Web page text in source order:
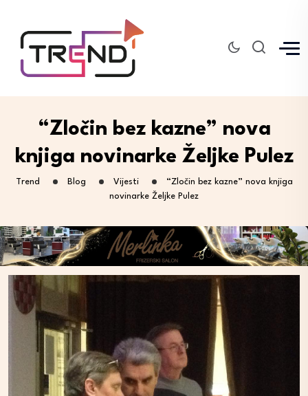
“Zločin bez kazne” nova
knjiga novinarke Željke Pulez
Trend Blog Vijesti
“Zločin bez kazne” nova knjiga
novinarke Željke Pulez